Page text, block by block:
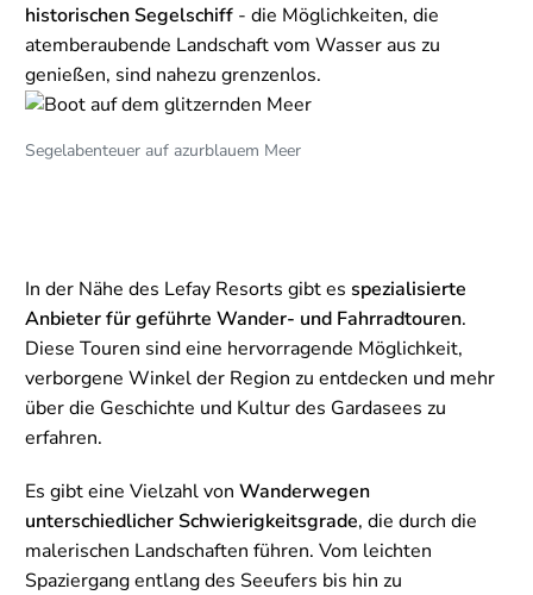
historischen Segelschiff - die Möglichkeiten, die
atemberaubende Landschaft vom Wasser aus zu
genießen, sind nahezu grenzenlos.
Segelabenteuer auf azurblauem Meer
In der Nähe des Lefay Resorts gibt es spezialisierte
Anbieter für geführte Wander- und Fahrradtouren.
Diese Touren sind eine hervorragende Möglichkeit,
verborgene Winkel der Region zu entdecken und mehr
über die Geschichte und Kultur des Gardasees zu
erfahren.
Es gibt eine Vielzahl von Wanderwegen
unterschiedlicher Schwierigkeitsgrade, die durch die
malerischen Landschaften führen. Vom leichten
Spaziergang entlang des Seeufers bis hin zu